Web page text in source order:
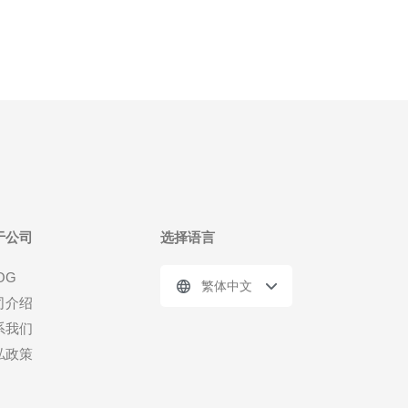
公司
介绍
我们
政策
选择语言
繁体中文